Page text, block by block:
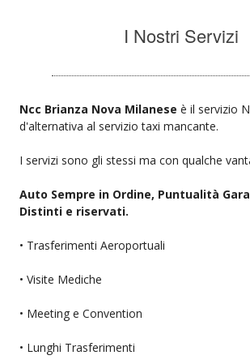
I Nostri Servizi
Ncc Brianza Nova Milanese è il servizio
d'alternativa al servizio taxi mancante.
I servizi sono gli stessi ma con qualche
Auto Sempre in Ordine, Puntualità
Distinti e riservati.
• Trasferimenti Aeroportuali
• Visite Mediche
• Meeting e Convention
• Lunghi Trasferimenti